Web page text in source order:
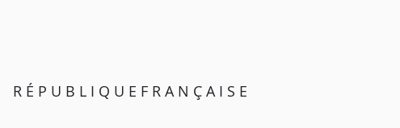
R É P U B L I Q U E F R A N Ç A I S E